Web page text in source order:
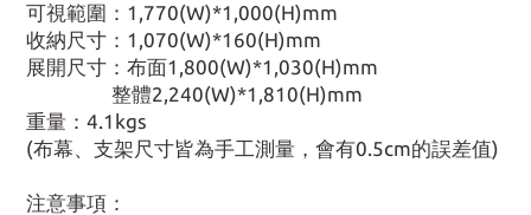
可視範圍：1,770(W)*1,000(H)mm
收納尺寸：1,070(W)*160(H)mm
展開尺寸：布面1,800(W)*1,030(H)mm
整體2,240(W)*1,810(H)mm
重量：4.1kgs
(布幕、支架尺寸皆為手工測量，會有0.5cm的誤差值)
注意事項：